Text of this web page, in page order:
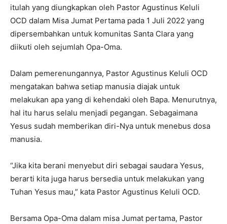
itulah yang diungkapkan oleh Pastor Agustinus Keluli
OCD dalam Misa Jumat Pertama pada 1 Juli 2022 yang
dipersembahkan untuk komunitas Santa Clara yang
diikuti oleh sejumlah Opa-Oma.
Dalam pemerenungannya, Pastor Agustinus Keluli OCD
mengatakan bahwa setiap manusia diajak untuk
melakukan apa yang di kehendaki oleh Bapa. Menurutnya,
hal itu harus selalu menjadi pegangan. Sebagaimana
Yesus sudah memberikan diri-Nya untuk menebus dosa
manusia.
“Jika kita berani menyebut diri sebagai saudara Yesus,
berarti kita juga harus bersedia untuk melakukan yang
Tuhan Yesus mau,” kata Pastor Agustinus Keluli OCD.
Bersama Opa-Oma dalam misa Jumat pertama, Pastor